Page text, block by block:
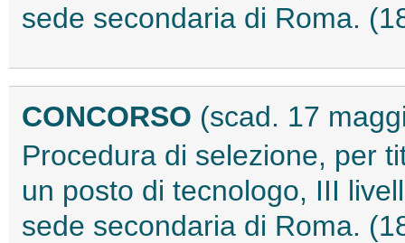
sede secondaria di Roma.
CONCORSO (scad. 17
Procedura di selezione, per
un posto di tecnologo, III
sede secondaria di Roma.